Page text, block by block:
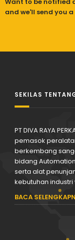
and we'll send you
SEKILAS
PT DIVA RAYA
pemasok
berkembang
bidang
serta alat
kebutuhan
BACA